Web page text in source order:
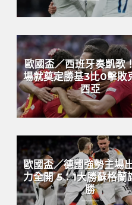
歐國盃／西班牙奏凱歌
場就奠定勝基3比0擊敗
西亞
歐國盃／德國強勢主場
力全開 5：1大勝蘇格蘭
勝